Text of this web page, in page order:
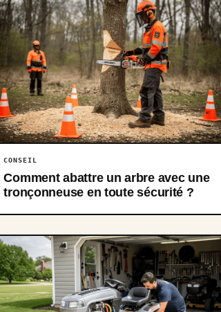
CONSEIL
Comment abattre un arbre avec une
tronçonneuse en toute sécurité ?